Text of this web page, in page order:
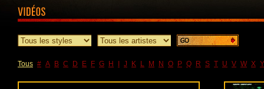
Tous # A B C D E F G H J K L M N O P Q R S T U V W X Y